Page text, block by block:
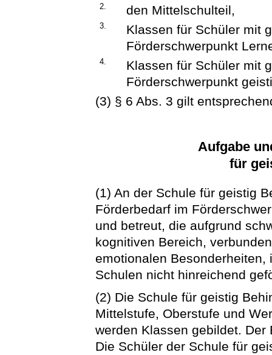
2. den Mittelschulteil,
3.
Klassen für Schüler mit
Förderschwerpunkt
4.
Klassen für Schüler mit
Förderschwerpunkt
(3) § 6 Abs. 3 gilt
Aufgabe
für
(1) An der Schule für geistig
Förderbedarf im
und betreut, die aufgrund
kognitiven Bereich,
emotionalen
Schulen nicht hinreichend
(2) Die Schule für geistig
Mittelstufe, Oberstufe und
werden Klassen gebildet.
Die Schüler der Schule für